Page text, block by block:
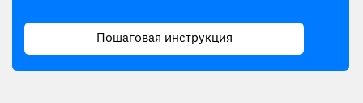
Пошаговая инструкция